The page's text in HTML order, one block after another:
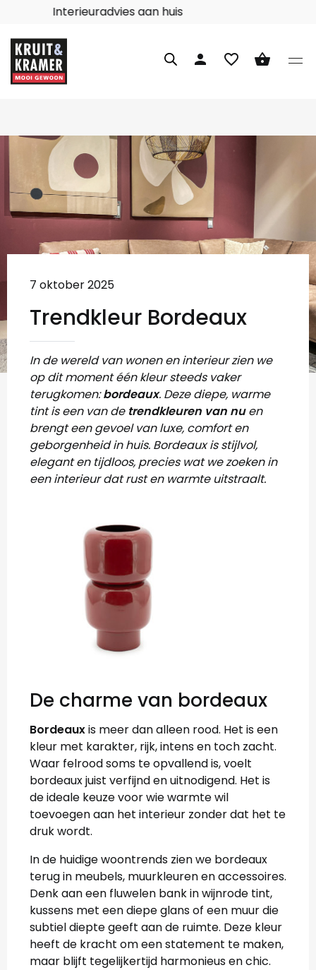
Interieuradvies aan huis
person favorite_border shopping_basket
7 oktober 2025
Trendkleur Bordeaux
In de wereld van wonen en interieur zien we
op dit moment één kleur steeds vaker
terugkomen:bordeaux. Deze diepe, warme
tint is een van de trendkleuren van nuen
brengt een gevoel van luxe, comfort en
geborgenheid in huis. Bordeaux is stijlvol,
elegant en tijdloos, precies wat we zoeken in
een interieur dat rust en warmte uitstraalt.
De charme van bordeaux
Bordeauxis meer dan alleen rood. Het is een
kleur met karakter, rijk, intens en toch zacht.
Waar felrood soms te opvallend is, voelt
bordeaux juist verfijnd en uitnodigend. Het is
de ideale keuze voor wie warmte wil
toevoegen aan het interieur zonder dat het te
druk wordt.
In de huidige woontrends zien we bordeaux
terug in meubels, muurkleuren en accessoires.
Denk aan een fluwelen bank in wijnrode tint,
kussens met een diepe glans of een muur die
subtiel diepte geeft aan de ruimte. Deze kleur
heeft de kracht om een statement te maken,
maar blijft tegelijkertijd harmonieus en chic.